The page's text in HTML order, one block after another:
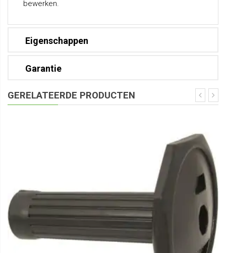
bewerken.
Eigenschappen
Garantie
GERELATEERDE PRODUCTEN